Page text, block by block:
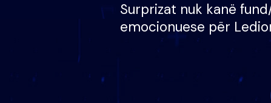
Surprizat nuk kanë
emocionuese për
nëna dhe fëmijët e tij,